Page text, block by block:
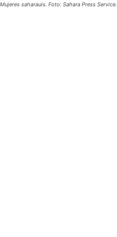
Mujeres saharauis. Foto: Sahara Press Service.